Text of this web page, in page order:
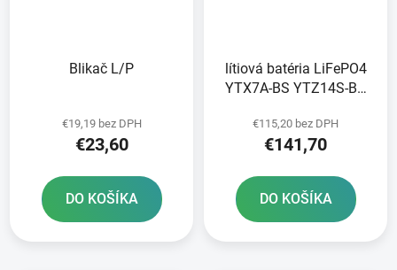
Blikač L/P
€19,19 bez DPH
€23,60
DO KOŠÍKA
lítiová batéria LiFePO4
YTX7A-BS YTZ14S-BS
hmotnosť 0 85 kg
150x87x93
€115,20 bez DPH
€141,70
DO KOŠÍKA